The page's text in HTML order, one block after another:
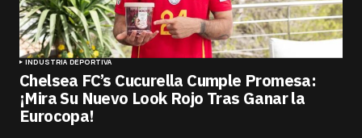
INDUSTRIA DEPORTIVA
Chelsea FC’s Cucurella Cumple Promesa:
¡Mira Su Nuevo Look Rojo Tras Ganar la
Eurocopa!